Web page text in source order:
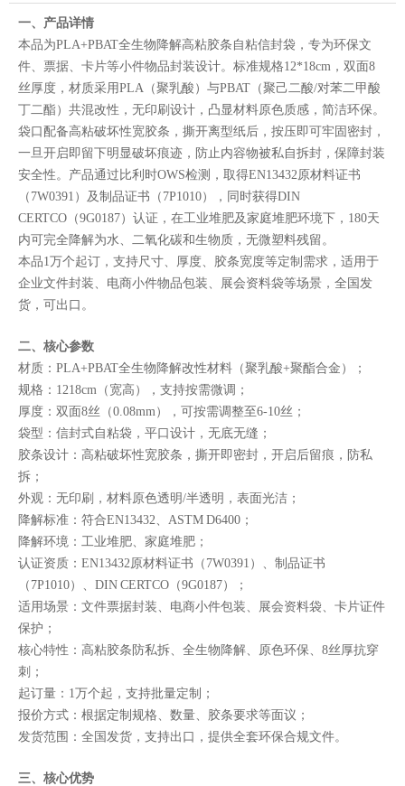
一、产品详情
本品为PLA+PBAT全生物降解高粘胶条自粘信封袋，专为环保文
件、票据、卡片等小件物品封装设计。标准规格12*18cm，双面8
丝厚度，材质采用PLA（聚乳酸）与PBAT（聚己二酸/对苯二甲酸
丁二酯）共混改性，无印刷设计，凸显材料原色质感，简洁环保。
袋口配备高粘破坏性宽胶条，撕开离型纸后，按压即可牢固密封，
一旦开启即留下明显破坏痕迹，防止内容物被私自拆封，保障封装
安全性。产品通过比利时OWS检测，取得EN13432原材料证书
（7W0391）及制品证书（7P1010），同时获得DIN
CERTCO（9G0187）认证，在工业堆肥及家庭堆肥环境下，180天
内可完全降解为水、二氧化碳和生物质，无微塑料残留。
本品1万个起订，支持尺寸、厚度、胶条宽度等定制需求，适用于
企业文件封装、电商小件物品包装、展会资料袋等场景，全国发
货，可出口。
二、核心参数
材质：PLA+PBAT全生物降解改性材料（聚乳酸+聚酯合金）；
规格：1218cm（宽高），支持按需微调；
厚度：双面8丝（0.08mm），可按需调整至6-10丝；
袋型：信封式自粘袋，平口设计，无底无缝；
胶条设计：高粘破坏性宽胶条，撕开即密封，开启后留痕，防私
拆；
外观：无印刷，材料原色透明/半透明，表面光洁；
降解标准：符合EN13432、ASTM D6400；
降解环境：工业堆肥、家庭堆肥；
认证资质：EN13432原材料证书（7W0391）、制品证书
（7P1010）、DIN CERTCO（9G0187）；
适用场景：文件票据封装、电商小件包装、展会资料袋、卡片证件
保护；
核心特性：高粘胶条防私拆、全生物降解、原色环保、8丝厚抗穿
刺；
起订量：1万个起，支持批量定制；
报价方式：根据定制规格、数量、胶条要求等面议；
发货范围：全国发货，支持出口，提供全套环保合规文件。
三、核心优势